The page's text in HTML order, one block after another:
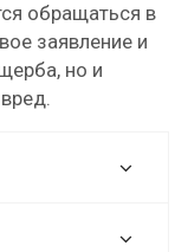
обращаться в
заявление и
но и